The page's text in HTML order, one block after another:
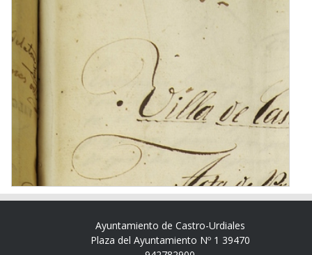
Ayuntamiento de Castro-Urdiales
Plaza del Ayuntamiento Nº 1 39470